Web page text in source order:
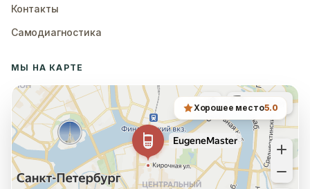
Контакты
Самодиагностика
МЫ НА КАРТЕ
Хорошее место5.0